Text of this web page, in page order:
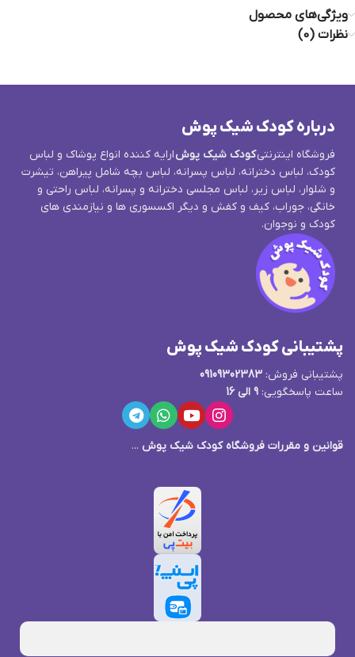
ویژگی‌های محصول
نظرات (0)
درباره کودک شیک پوش
فروشگاه اینترنتیکودک شیک پوشارایه کننده انواع پوشاک و لباس
کودک، لباس دخترانه، لباس پسرانه، لباس بچه شامل پیراهن، تیشرت
و شلوار، لباس زیر، لباس مجلسی دخترانه و پسرانه، لباس راحتی و
خانگی، جوراب، کیف و کفش و دیگر اکسسوری ها و نیازمندی های
کودک و نوجوان.
پشتیبانی کودک شیک پوش
پشتیبانی فروش: 09109302383
ساعت پاسخگویی: 9 الی 16
قوانین و مقررات فروشگاه کودک شیک پوش ...